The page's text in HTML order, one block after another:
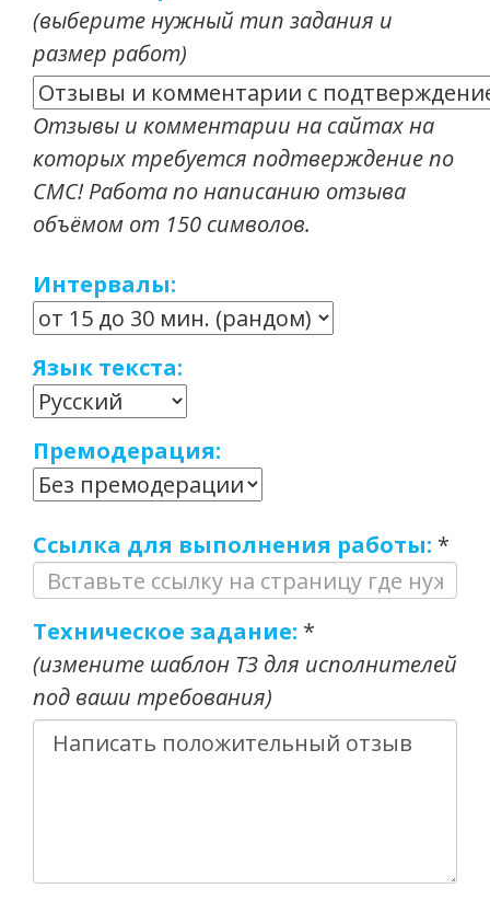
(выберите нужный тип задания и
размер работ)
Отзывы и комментарии на сайтах на
которых требуется подтверждение по
СМС! Работа по написанию отзыва
объёмом от 150 символов.
Интервалы:
Язык текста:
Премодерация:
Ссылка для выполнения работы: *
Техническое задание: *
(измените шаблон ТЗ для исполнителей
под ваши требования)